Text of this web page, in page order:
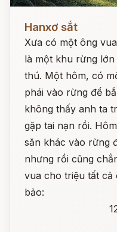
Hanxơ sắt
Xưa có một ông
là một khu rừng
thú. Một hôm, có
phái vào rừng để
không thấy anh ta
gặp tai nạn rồi.
săn khác vào rừng
nhưng rồi cũng
vua cho triệu tất
bảo: